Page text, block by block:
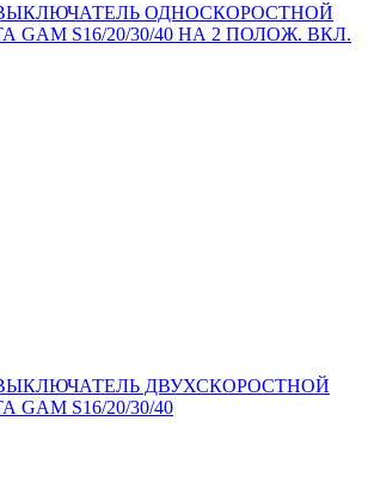
- ВЫКЛЮЧАТЕЛЬ ОДНОСКОРОСТНОЙ
GAM S16/20/30/40 НА 2 ПОЛОЖ. ВКЛ.
- ВЫКЛЮЧАТЕЛЬ ДВУХСКОРОСТНОЙ
S16/20/30/40